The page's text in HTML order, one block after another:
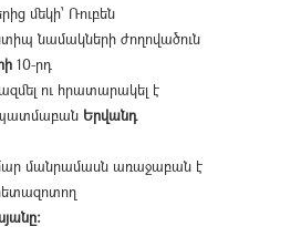
մեկի՝ Ռուբեն
նամակների ժողովածուն
10-րդ
ու հրատարակել է
Երվանդ
մանրամասն առաջաբան է